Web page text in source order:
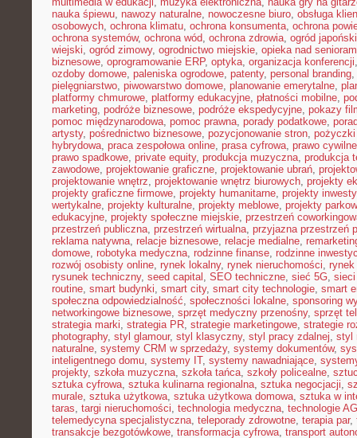
nauka śpiewu, nawozy naturalne, nowoczesne biuro, obsługa
osobowych, ochrona klimatu, ochrona konsumenta, ochrona
ochrona systemów, ochrona wód, ochrona zdrowia, ogród japoński
wiejski, ogród zimowy, ogrodnictwo miejskie, opieka nad
biznesowe, oprogramowanie ERP, optyka, organizacja konferencji
ozdoby domowe, paleniska ogrodowe, patenty, personal branding,
pielęgniarstwo, piwowarstwo domowe, planowanie emerytalne,
platformy chmurowe, platformy edukacyjne, płatności mobilne,
marketing, podróże biznesowe, podróże ekspedycyjne, pokazy
pomoc międzynarodowa, pomoc prawna, porady podatkowe,
artysty, pośrednictwo biznesowe, pozycjonowanie stron, pożyczki
hybrydowa, praca zespołowa online, prasa cyfrowa, prawo
prawo spadkowe, private equity, produkcja muzyczna, produkcja
zawodowe, projektowanie graficzne, projektowanie ubrań,
projektowanie wnętrz, projektowanie wnętrz biurowych, projekty
projekty graficzne firmowe, projekty humanitarne, projekty
wertykalne, projekty kulturalne, projekty meblowe, projekty
edukacyjne, projekty społeczne miejskie, przestrzeń
przestrzeń publiczna, przestrzeń wirtualna, przyjazna przestrzeń
reklama natywna, relacje biznesowe, relacje medialne,
domowe, robotyka medyczna, rodzinne finanse, rodzinne
rozwój osobisty online, rynek lokalny, rynek nieruchomości,
rysunek techniczny, seed capital , SEO techniczne, sieć 5G, sieci
routine, smart budynki, smart city, smart city technologie, smart
społeczna odpowiedzialność, społeczności lokalne, sponsoring
networkingowe biznesowe, sprzęt medyczny przenośny, sprzęt
strategia marki, strategia PR, strategie marketingowe, strategie
photography, styl glamour, styl klasyczny, styl pracy zdalnej, styl
naturalne, systemy CRM w sprzedaży, systemy dokumentów,
inteligentnego domu, systemy IT, systemy nawadniające,
projekty, szkoła muzyczna, szkoła tańca, szkoły policealne,
sztuka cyfrowa, sztuka kulinarna regionalna, sztuka negocjacji,
murale, sztuka użytkowa, sztuka użytkowa domowa, sztuka w
taras, targi nieruchomości, technologia medyczna, technologie
telemedycyna specjalistyczna, teleporady zdrowotne, terapia par,
transakcje bezgotówkowe, transformacja cyfrowa, transport